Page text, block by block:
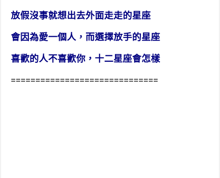
放假沒事就想出去外面走走的星座
會因為愛一個人，而選擇放手的星座
喜歡的人不喜歡你，十二星座會怎樣
==============================